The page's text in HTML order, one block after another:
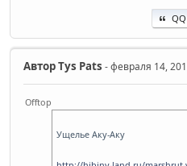
QQ
АвторTys Pats - февраля 14,
Offtop
Ущелье Аку-Аку